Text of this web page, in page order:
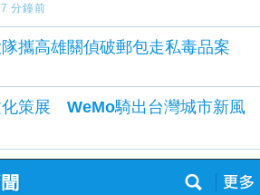
分鐘前
攜高雄關偵破郵包走私毒品案
化策展 WeMo騎出台灣城市新風